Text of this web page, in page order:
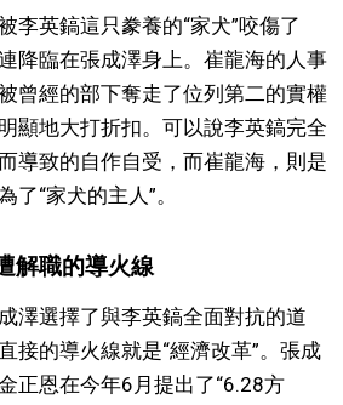
李英鎬這只豢養的“家犬”咬傷了
降臨在張成澤身上。崔龍海的人事
曾經的部下奪走了位列第二的實權
顯地大打折扣。可以說李英鎬完全
導致的自作自受，而崔龍海，則是
“家犬的主人”。
解職的導火線
澤選擇了與李英鎬全面對抗的道
接的導火線就是“經濟改革”。張成
正恩在今年6月提出了“6.28方